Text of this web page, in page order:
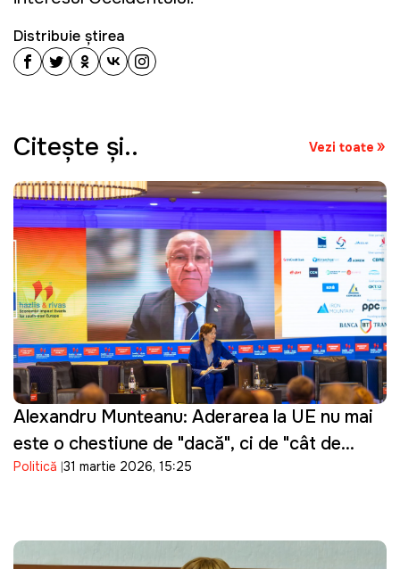
Distribuie știrea
Citeşte şi.. Vezi toate
Alexandru Munteanu: Aderarea la UE nu mai
este o chestiune de "dacă", ci de "cât de
repede"
Politică 31 martie 2026, 15:25